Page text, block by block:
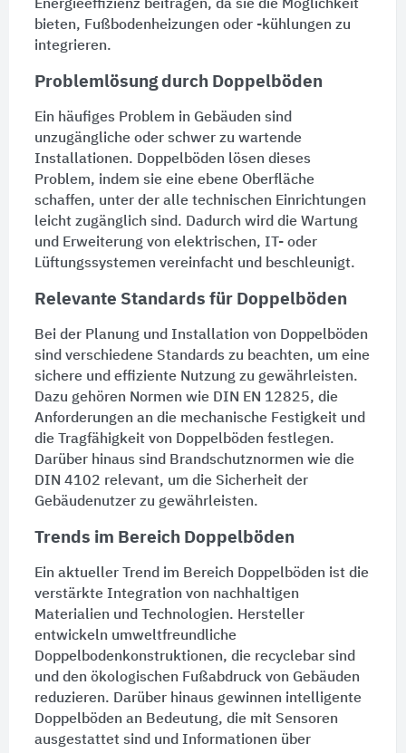
Energieeffizienz beitragen, da sie die Möglichkeit
bieten, Fußbodenheizungen oder -kühlungen zu
integrieren.
Problemlösung durch Doppelböden
Ein häufiges Problem in Gebäuden sind
unzugängliche oder schwer zu wartende
Installationen. Doppelböden lösen dieses
Problem, indem sie eine ebene Oberfläche
schaffen, unter der alle technischen Einrichtungen
leicht zugänglich sind. Dadurch wird die Wartung
und Erweiterung von elektrischen, IT- oder
Lüftungssystemen vereinfacht und beschleunigt.
Relevante Standards für Doppelböden
Bei der Planung und Installation von Doppelböden
sind verschiedene Standards zu beachten, um eine
sichere und effiziente Nutzung zu gewährleisten.
Dazu gehören Normen wie DIN EN 12825, die
Anforderungen an die mechanische Festigkeit und
die Tragfähigkeit von Doppelböden festlegen.
Darüber hinaus sind Brandschutznormen wie die
DIN 4102 relevant, um die Sicherheit der
Gebäudenutzer zu gewährleisten.
Trends im Bereich Doppelböden
Ein aktueller Trend im Bereich Doppelböden ist die
verstärkte Integration von nachhaltigen
Materialien und Technologien. Hersteller
entwickeln umweltfreundliche
Doppelbodenkonstruktionen, die recyclebar sind
und den ökologischen Fußabdruck von Gebäuden
reduzieren. Darüber hinaus gewinnen intelligente
Doppelböden an Bedeutung, die mit Sensoren
ausgestattet sind und Informationen über